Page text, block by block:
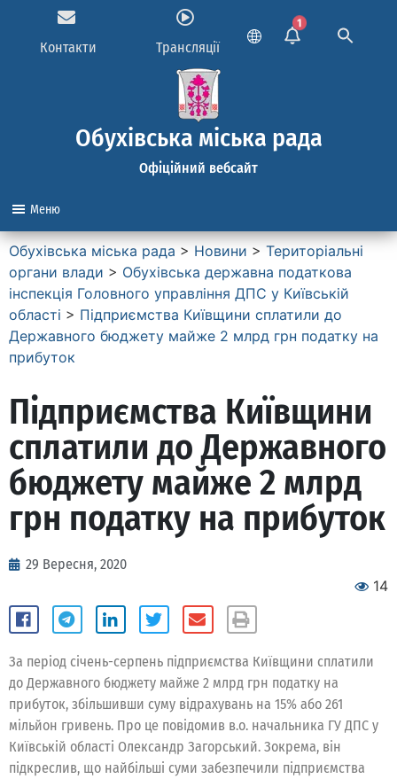
Контакти Трансляції
1
Обухівська міська рада
Офіційний вебсайт
Меню
Обухівська міська рада > Новини > Територіальні
органи влади > Обухівська державна податкова
інспекція Головного управління ДПС у Київській
області > Підприємства Київщини сплатили до
Державного бюджету майже 2 млрд грн податку на
прибуток
Підприємства Київщини
сплатили до Державного
бюджету майже 2 млрд
грн податку на прибуток
29 Вересня, 2020
14
За період січень-серпень підприємства Київщини сплатили
до Державного бюджету майже 2 млрд грн податку на
прибуток, збільшивши суму відрахувань на 15% або 261
мільйон гривень. Про це повідомив в.о. начальника ГУ ДПС у
Київській області Олександр Загорський. Зокрема, він
підкреслив, що найбільші суми забезпечили підприємства